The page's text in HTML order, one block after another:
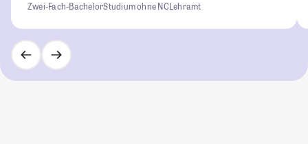
Zwei-Fach-BachelorStudium ohne NCLehramt